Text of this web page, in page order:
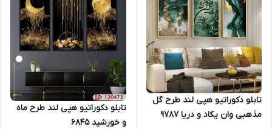
تابلو دکوراتیو هپی لند طرح گل
مذهبی وان یکاد و دریا 9787
تابلو دکوراتیو هپی لند طرح ماه
و خورشید 6845